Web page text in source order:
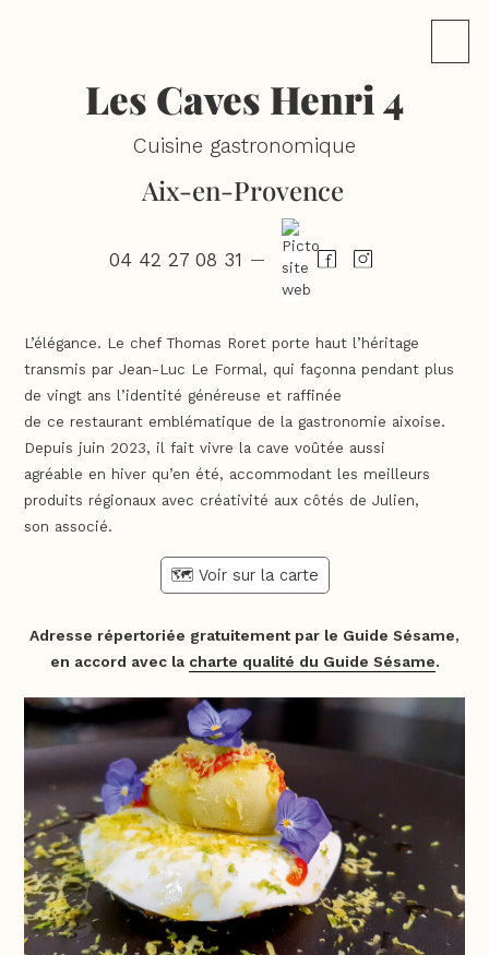
Les Caves Henri 4
Cuisine gastronomique
Aix-en-Provence
04 42 27 08 31 —
L’élégance. Le chef Thomas Roret porte haut l’héritage
transmis par Jean-Luc Le Formal, qui façonna pendant plus
de vingt ans l’identité généreuse et raffinée
de ce restaurant emblématique de la gastronomie aixoise.
Depuis juin 2023, il fait vivre la cave voûtée aussi
agréable en hiver qu’en été, accommodant les meilleurs
produits régionaux avec créativité aux côtés de Julien,
son associé.
🗺️ Voir sur la carte
Adresse répertoriée gratuitement par le Guide Sésame,
en accord avec la charte qualité du Guide Sésame.